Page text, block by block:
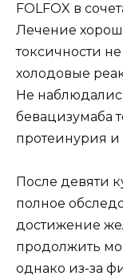
FOLFOX в
Лечение
токсичности
холодовые
Не
бевацизумаба
протеинурия и
После девяти
полное
достижение
продолжить
однако из-за